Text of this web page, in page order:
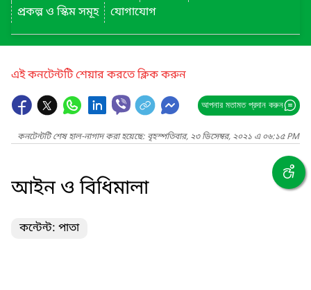
প্রকল্প ও স্কিম সমূহ
যোগাযোগ
এই কনটেন্টটি শেয়ার করতে ক্লিক করুন
আপনার মতামত প্রদান করুন
কনটেন্টটি শেষ হাল-নাগাদ করা হয়েছে: বৃহস্পতিবার, ২৩ ডিসেম্বর, ২০২১ এ ০৬:১৫ PM
আইন ও বিধিমালা
কন্টেন্ট: পাতা